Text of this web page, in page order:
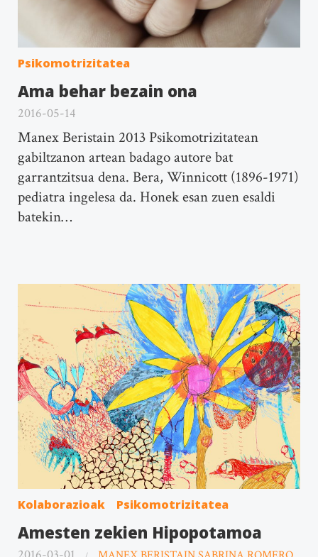
Psikomotrizitatea
Ama behar bezain ona
2016-05-14
Manex Beristain 2013 Psikomotrizitatean
gabiltzanon artean badago autore bat
garrantzitsua dena. Bera, Winnicott (1896-1971)
pediatra ingelesa da. Honek esan zuen esaldi
batekin…
Kolaborazioak Psikomotrizitatea
Amesten zekien Hipopotamoa